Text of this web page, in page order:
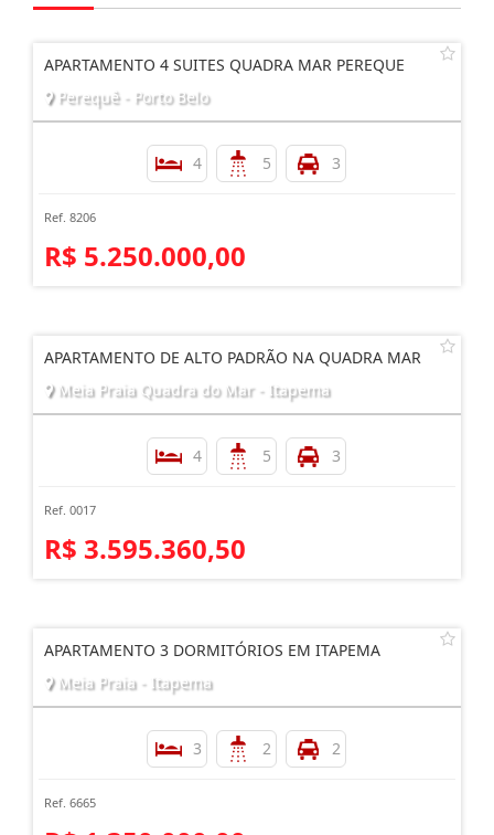
APARTAMENTO 4 SUITES QUADRA MAR PEREQUE
Perequê - Porto Belo
4 5 3
Ref. 8206
R$ 5.250.000,00
APARTAMENTO DE ALTO PADRÃO NA QUADRA MAR
Meia Praia Quadra do Mar - Itapema
4 5 3
Ref. 0017
R$ 3.595.360,50
APARTAMENTO 3 DORMITÓRIOS EM ITAPEMA
Meia Praia - Itapema
3 2 2
Ref. 6665